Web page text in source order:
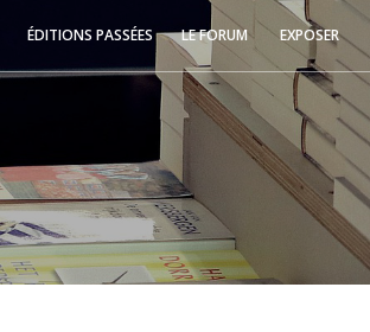
ÉDITIONS PASSÉES LE FORUM EXPOSER